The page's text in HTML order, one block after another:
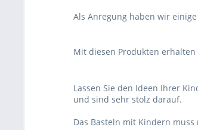
Als Anregung haben wir
Mit diesen Produkten
Lassen Sie den Ideen Ihrer
und sind sehr stolz darauf.
Das Basteln mit Kindern